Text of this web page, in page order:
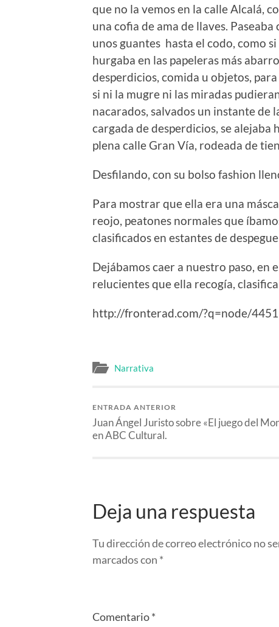
que no la vemos en la calle Alcalá,
una cofia de ama de llaves.
unos guantes hasta el codo, como
hurgaba en las papeleras más
desperdicios, comida u objetos,
si ni la mugre ni las miradas
nacarados, salvados un instante de
cargada de desperdicios, se alejaba
plena calle Gran Vía, rodeada de
Desfilando, con su bolso fashion
Para mostrar que ella era una
reojo, peatones normales que
clasificados en estantes de
Dejábamos caer a nuestro paso, en
relucientes que ella recogía,
http://fronterad.com/?q=node/4451
Narrativa
ENTRADA ANTERIOR
Juan Ángel Juristo sobre «El juego del
en ABC Cultural.
Deja una respuesta
Tu dirección de correo electrónico no
marcados con *
Comentario*